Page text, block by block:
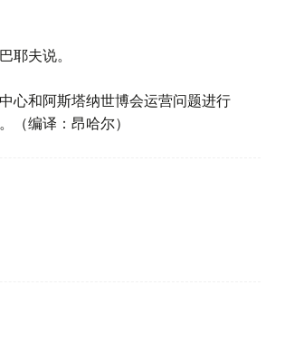
耶夫说。
心和阿斯塔纳世博会运营问题进行
（编译：昂哈尔）